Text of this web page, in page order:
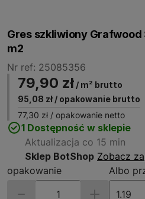
Gres szkliwiony Grafwood
m2
Nr ref: 25085356
79,90 zł / m² brutto
95,08 zł / opakowanie brutto
77,30 zł / opakowanie netto
1 Dostępność w sklepie
Aktualizacja co 15 min
Sklep BotShop Zobacz
opakowanie
Albo